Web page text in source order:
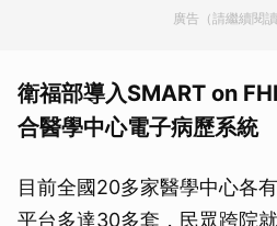
廣告（請繼續閱讀
衛福部導入SMART on
合醫學中心電子病歷系統
目前全國20多家醫學中心各
平台多達30多套，民眾跨院